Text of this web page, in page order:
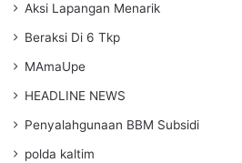
Aksi Lapangan Menarik
Beraksi Di 6 Tkp
MAmaUpe
HEADLINE NEWS
Penyalahgunaan BBM Subsidi
polda kaltim